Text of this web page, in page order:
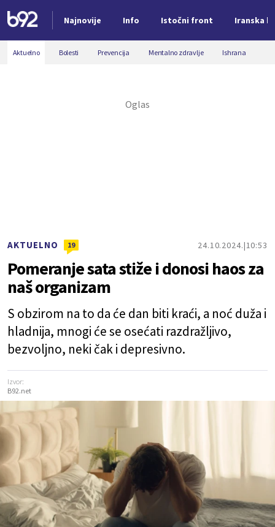
Najnovije Info Istočni front Iranska
Nova vest
Aktuelno Bolesti Prevencija Mentalno zdravlje Ishrana
AKTUELNO 19 24.10.2024. 10:53
Pomeranje sata stiže i donosi haos za
naš organizam
S obzirom na to da će dan biti kraći, a noć duža i
hladnija, mnogi će se osećati razdražljivo,
bezvoljno, neki čak i depresivno.
Izvor:
B92.net